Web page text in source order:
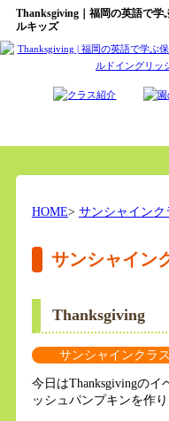
Thanksgiving｜福岡の英語で
ルキッズ
HOME> サンシャインク
サンシャイン
Thanksgiving
サンシャインクラ
今日はThanksgivingのイ
ッシュパンプキンを作り